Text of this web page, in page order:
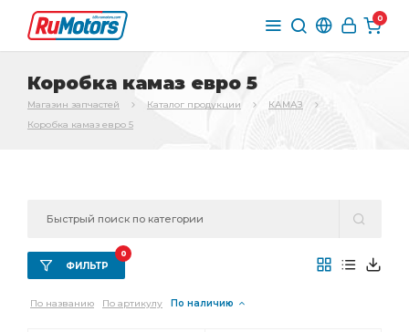
0
Коробка камаз евро 5
Магазин запчастей Каталог продукции
КАМАЗ
Коробка камаз евро 5
ФИЛЬТР
0
По названию По артикулу По наличию